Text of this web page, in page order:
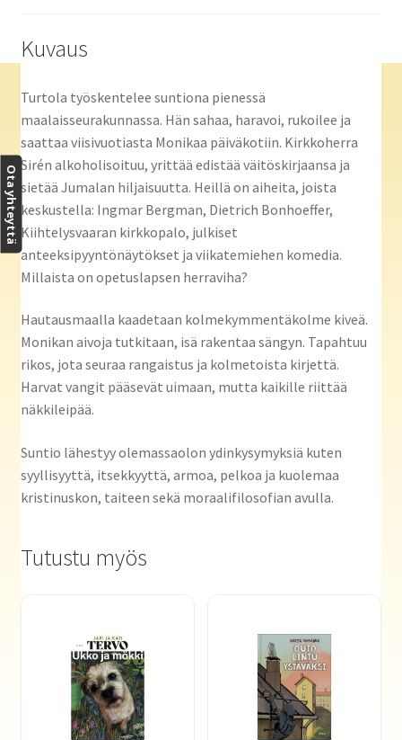
Kuvaus
Turtola työskentelee suntiona pienessä
maalaisseurakunnassa. Hän sahaa, haravoi, rukoilee ja
saattaa viisivuotiasta Monikaa päiväkotiin. Kirkkoherra
Sirén alkoholisoituu, yrittää edistää väitöskirjaansa ja
sietää Jumalan hiljaisuutta. Heillä on aiheita, joista
keskustella: Ingmar Bergman, Dietrich Bonhoeffer,
Kiihtelysvaaran kirkkopalo, julkiset
anteeksipyyntönäytökset ja viikatemiehen komedia.
Millaista on opetuslapsen herraviha?
Hautausmaalla kaadetaan kolmekymmentäkolme kiveä.
Monikan aivoja tutkitaan, isä rakentaa sängyn. Tapahtuu
rikos, jota seuraa rangaistus ja kolmetoista kirjettä.
Harvat vangit pääsevät uimaan, mutta kaikille riittää
näkkileipää.
Suntio lähestyy olemassaolon ydinkysymyksiä kuten
syyllisyyttä, itsekkyyttä, armoa, pelkoa ja kuolemaa
kristinuskon, taiteen sekä moraalifilosofian avulla.
Tutustu myös
Ota yhteyttä